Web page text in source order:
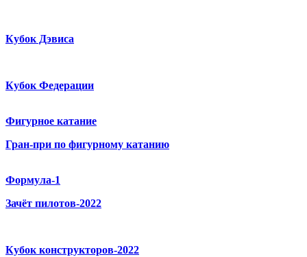
Кубок Дэвиса
Кубок Федерации
Фигурное катание
Гран-при по фигурному катанию
Формула-1
Зачёт пилотов-2022
Кубок конструкторов-2022